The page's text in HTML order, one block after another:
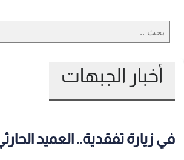
أخبار الجبهات
في زيارة تفقدية.. العميد